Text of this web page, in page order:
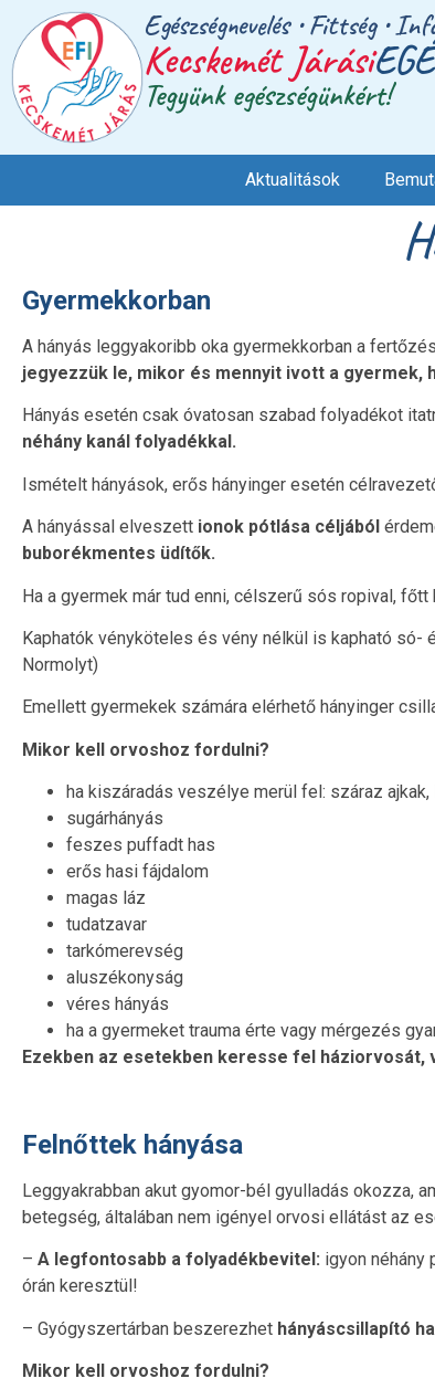
Egészségnevelés • Fittség •
Kecskemét Járási
Tegyünk egészségünkért!
Aktualitások
Gyermekkorban
A hányás leggyakoribb oka gyermekkorban a
jegyezzük le, mikor és mennyit ivott a gyermek,
Hányás esetén csak óvatosan szabad folyadékot
néhány kanál folyadékkal.
Ismételt hányások, erős hányinger esetén
A hányással elveszett ionok pótlása céljából
buborékmentes üdítők.
Ha a gyermek már tud enni, célszerű sós ropival, főtt
Kaphatók vényköteles és vény nélkül is kapható só-
Normolyt)
Emellett gyermekek számára elérhető hányinger
Mikor kell orvoshoz fordulni?
ha kiszáradás veszélye merül fel: száraz
sugárhányás
feszes puffadt has
erős hasi fájdalom
magas láz
tudatzavar
tarkómerevség
aluszékonyság
véres hányás
ha a gyermeket trauma érte vagy mérgezés
Ezekben az esetekben keresse fel
Felnőttek hányása
Leggyakrabban akut gyomor-bél gyulladás okozza,
betegség, általában nem igényel orvosi ellátást az
– A legfontosabb a folyadékbevitel: igyon néhány
órán keresztül!
– Gyógyszertárban beszerezhet hányáscsillapító
Mikor kell orvoshoz fordulni?